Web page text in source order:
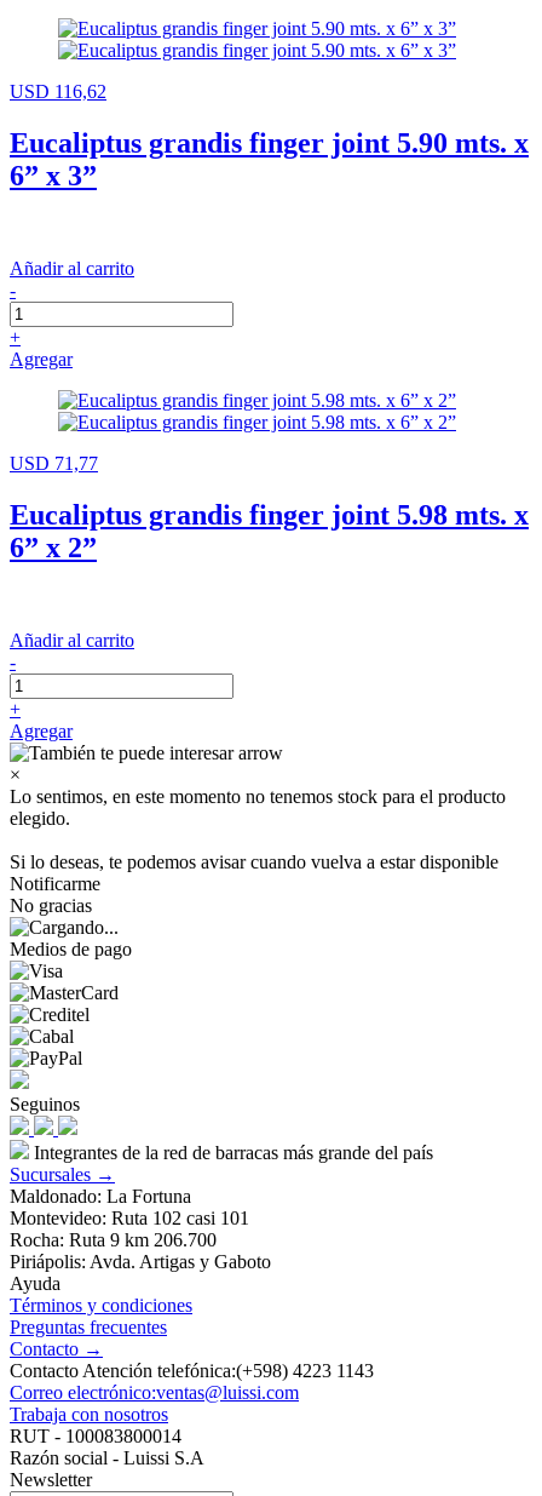
USD 116,62
Eucaliptus grandis finger joint 5.90 mts. x
6” x 3”
Añadir al carrito
-
+
Agregar
USD 71,77
Eucaliptus grandis finger joint 5.98 mts. x
6” x 2”
Añadir al carrito
-
+
Agregar
×
Lo sentimos, en este momento no tenemos stock para el producto
elegido.
Si lo deseas, te podemos avisar cuando vuelva a estar disponible
Notificarme
No gracias
Medios de pago
Seguinos
Integrantes de la red de barracas más grande del país
Sucursales →
Maldonado: La Fortuna
Montevideo: Ruta 102 casi 101
Rocha: Ruta 9 km 206.700
Piriápolis: Avda. Artigas y Gaboto
Ayuda
Términos y condiciones
Preguntas frecuentes
Contacto →
Contacto Atención telefónica:(+598) 4223 1143
Correo electrónico:ventas@luissi.com
Trabaja con nosotros
RUT - 100083800014
Razón social - Luissi S.A
Newsletter